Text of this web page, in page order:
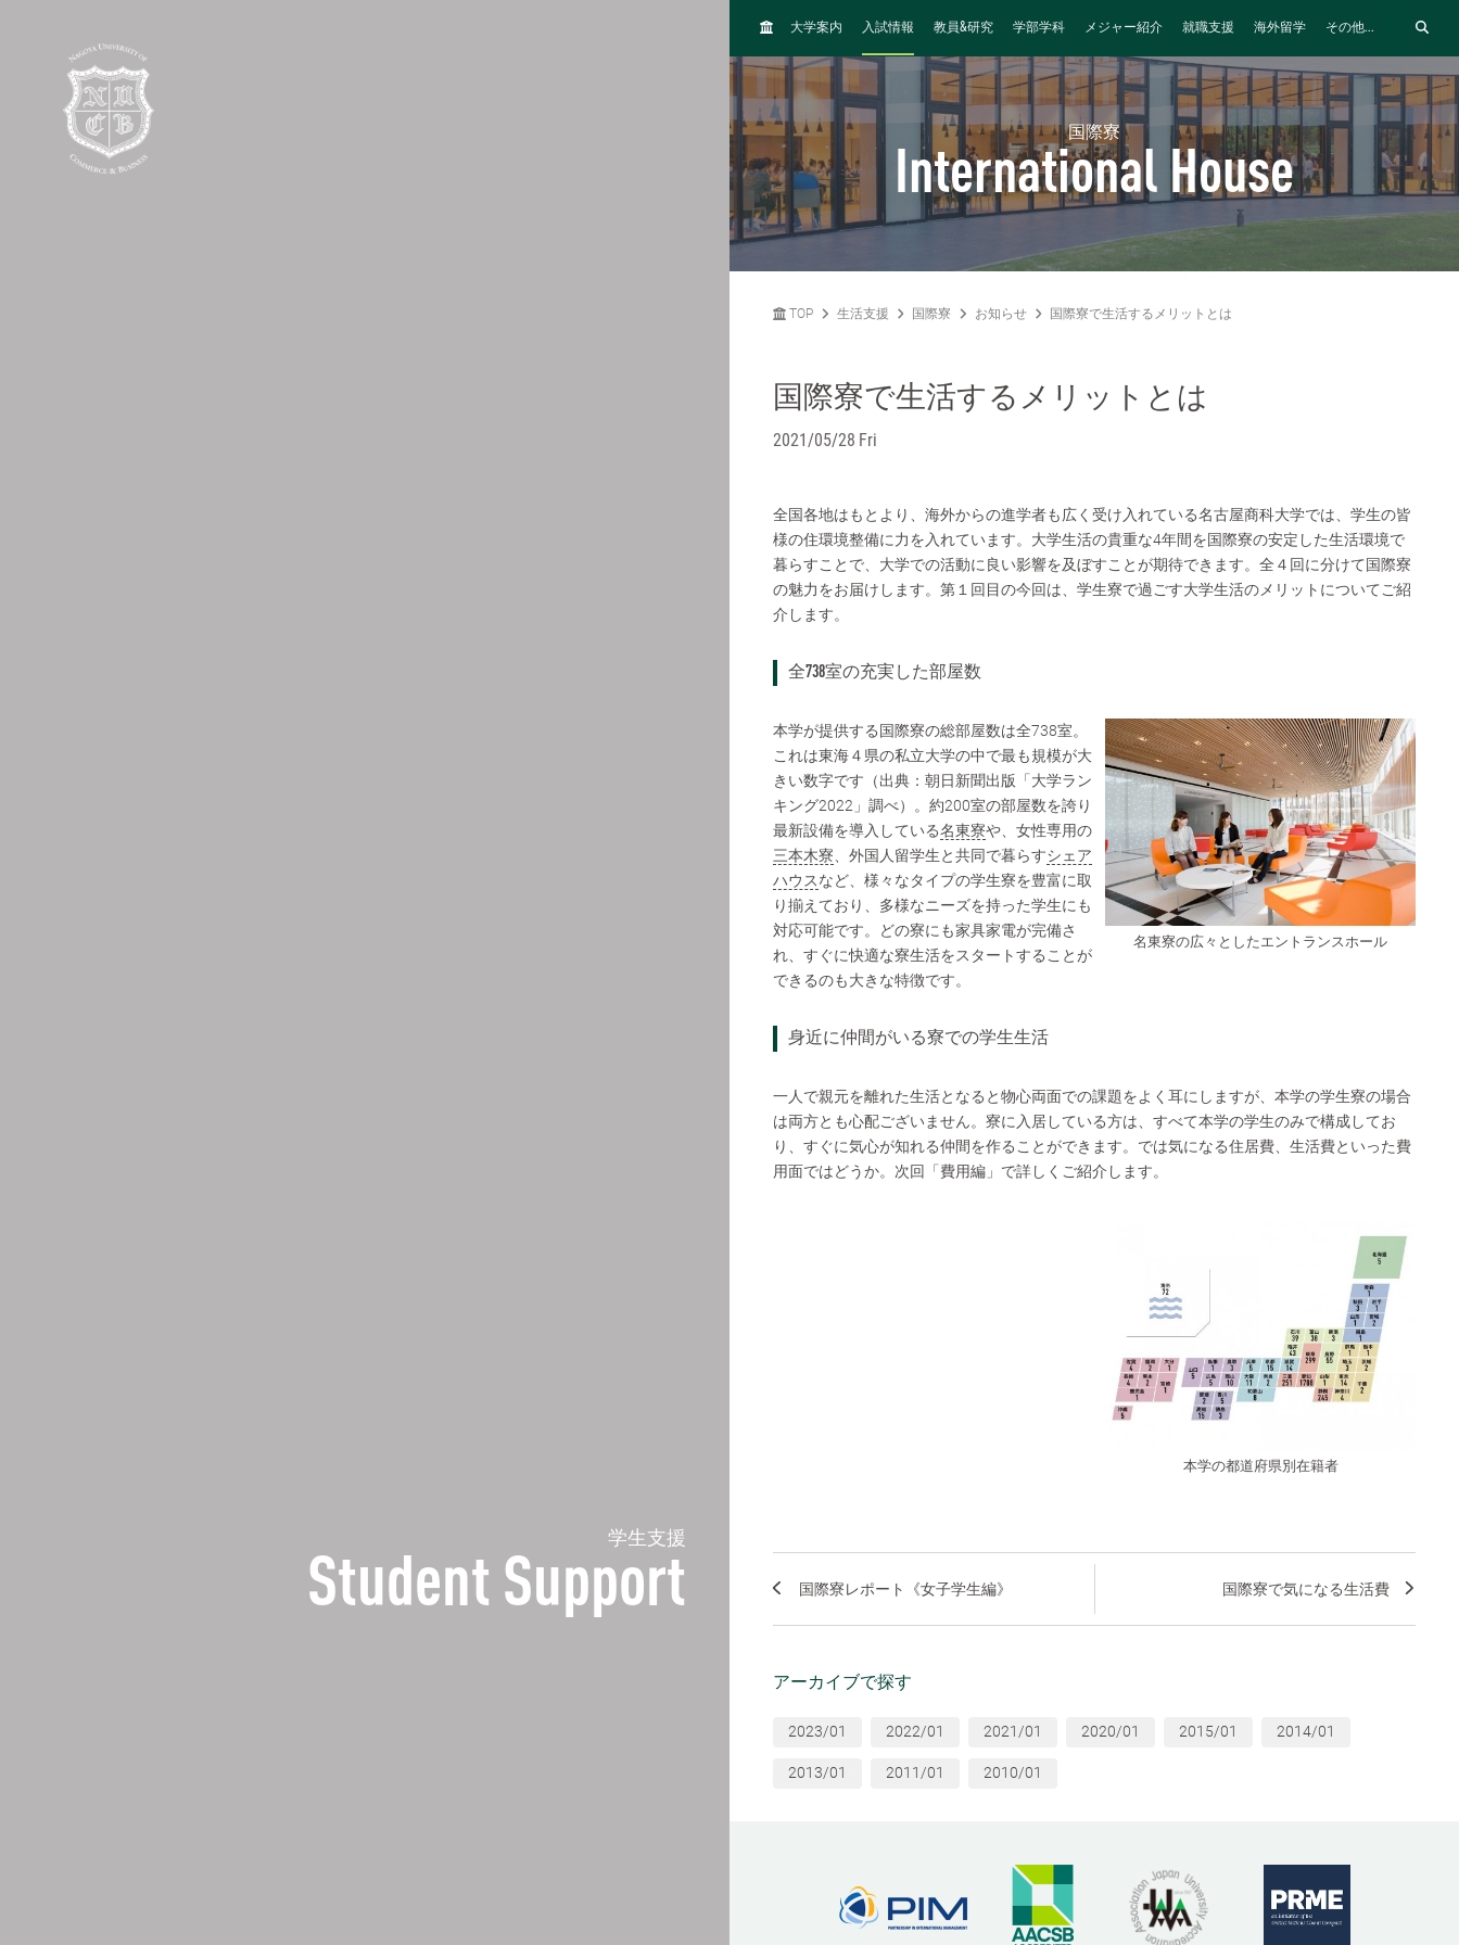
学生支援
Student Support
H
M
大学案内 入試情報 教員&研究 学部学科 メジャー紹介 就職支援 海外留学 その他...
国際寮
International House
TOP 生活支援 国際寮 お知らせ 国際寮で生活するメリットとは
国際寮で生活するメリットとは
2021/05/28 Fri
全国各地はもとより、海外からの進学者も広く受け入れている名古屋商科大学では、学生の皆
様の住環境整備に力を入れています。大学生活の貴重な4年間を国際寮の安定した生活環境で
暮らすことで、大学での活動に良い影響を及ぼすことが期待できます。全４回に分けて国際寮
の魅力をお届けします。第１回目の今回は、学生寮で過ごす大学生活のメリットについてご紹
介します。
全738室の充実した部屋数
名東寮の広々としたエントランスホール
本学が提供する国際寮の総部屋数は全738室。
これは東海４県の私立大学の中で最も規模が大
きい数字です（出典：朝日新聞出版「大学ラン
キング2022」調べ）。約200室の部屋数を誇り
最新設備を導入している名東寮や、女性専用の
三本木寮 、外国人留学生と共同で暮らすシェア
ハウスなど、様々なタイプの学生寮を豊富に取
り揃えており、多様なニーズを持った学生にも
対応可能です。どの寮にも家具家電が完備さ
れ、すぐに快適な寮生活をスタートすることが
できるのも大きな特徴です。
身近に仲間がいる寮での学生生活
一人で親元を離れた生活となると物心両面での課題をよく耳にしますが、本学の学生寮の場合
は両方とも心配ございません。寮に入居している方は、すべて本学の学生のみで構成してお
り、すぐに気心が知れる仲間を作ることができます。では気になる住居費、生活費といった費
用面ではどうか。次回「費用編」で詳しくご紹介します。
本学の都道府県別在籍者
国際寮レポート《女子学生編》 国際寮で気になる生活費
アーカイブで探す
2023/01 2022/01 2021/01 2020/01 2015/01 2014/01
2013/01 2011/01 2010/01